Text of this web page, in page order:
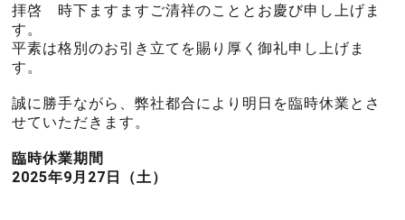
拝啓 時下ますますご清祥のこととお慶び申し上げま
す。
平素は格別のお引き立てを賜り厚く御礼申し上げま
す。
誠に勝手ながら、弊社都合により明日を臨時休業とさ
せていただきます。
臨時休業期間
2025年9月27日（土）